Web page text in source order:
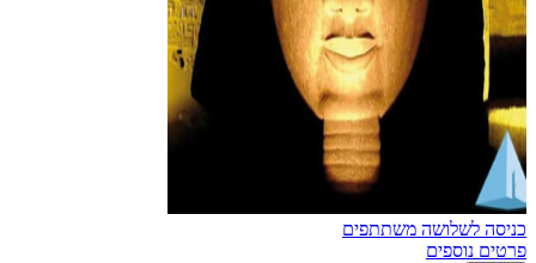
כניסה לשלושה משתתפים
פרטים נוספים